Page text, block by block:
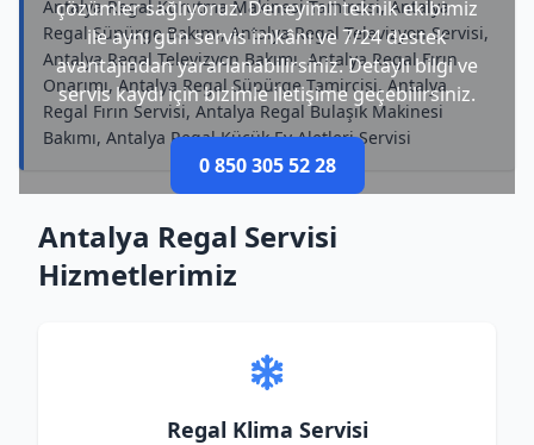
çözümler sağlıyoruz. Deneyimli teknik ekibimiz
ile aynı gün servis imkânı ve 7/24 destek
avantajından yararlanabilirsiniz. Detaylı bilgi ve
servis kaydı için bizimle iletişime geçebilirsiniz.
0 850 305 52 28
Antalya Regal Kurutma Makinesi Tamircisi, Antalya
Regal Süpürge Bakımı, Antalya Regal Televizyon Servisi,
Antalya Regal Televizyon Bakımı, Antalya Regal Fırın
Onarımı, Antalya Regal Süpürge Tamircisi, Antalya
Regal Fırın Servisi, Antalya Regal Bulaşık Makinesi
Bakımı, Antalya Regal Küçük Ev Aletleri Servisi
Antalya Regal Servisi
Hizmetlerimiz
Regal Klima Servisi